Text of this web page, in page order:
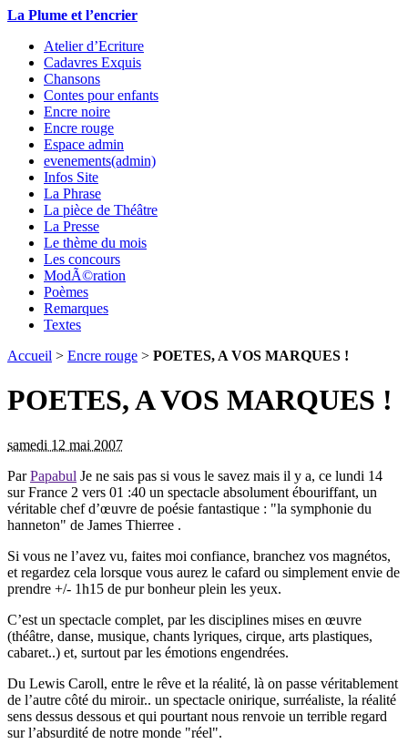
La Plume et l’encrier
Atelier d’Ecriture
Cadavres Exquis
Chansons
Contes pour enfants
Encre noire
Encre rouge
Espace admin
evenements(admin)
Infos Site
La Phrase
La pièce de Théâtre
La Presse
Le thème du mois
Les concours
ModÃ©ration
Poèmes
Remarques
Textes
Accueil > Encre rouge > POETES, A VOS MARQUES !
POETES, A VOS MARQUES !
samedi 12 mai 2007
ParPapabul Je ne sais pas si vous le savez mais il y a, ce lundi 14
sur France 2 vers 01 :40 un spectacle absolument ébouriffant, un
véritable chef d’œuvre de poésie fantastique : "la symphonie du
hanneton" de James Thierree .
Si vous ne l’avez vu, faites moi confiance, branchez vos magnétos,
et regardez cela lorsque vous aurez le cafard ou simplement envie de
prendre +/- 1h15 de pur bonheur plein les yeux.
C’est un spectacle complet, par les disciplines mises en œuvre
(théâtre, danse, musique, chants lyriques, cirque, arts plastiques,
cabaret..) et, surtout par les émotions engendrées.
Du Lewis Caroll, entre le rêve et la réalité, là on passe véritablement
de l’autre côté du miroir.. un spectacle onirique, surréaliste, la réalité
sens dessus dessous et qui pourtant nous renvoie un terrible regard
sur l’absurdité de notre monde "réel".